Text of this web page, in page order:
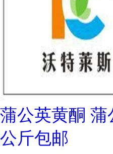
蒲公英黄酮 蒲
公斤包邮